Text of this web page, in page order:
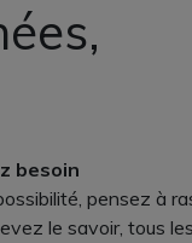
besoin
pensez à
le savoir, tous